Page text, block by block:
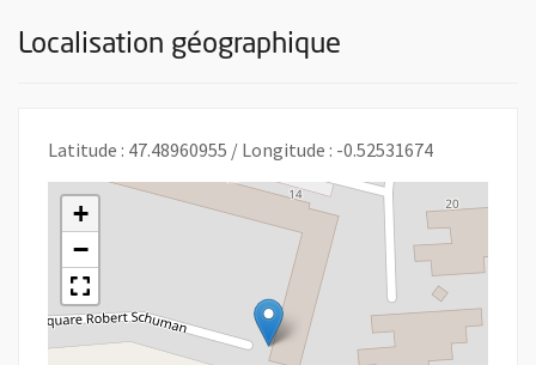
Localisation géographique
Latitude : 47.48960955 / Longitude : -0.52531674
+
−